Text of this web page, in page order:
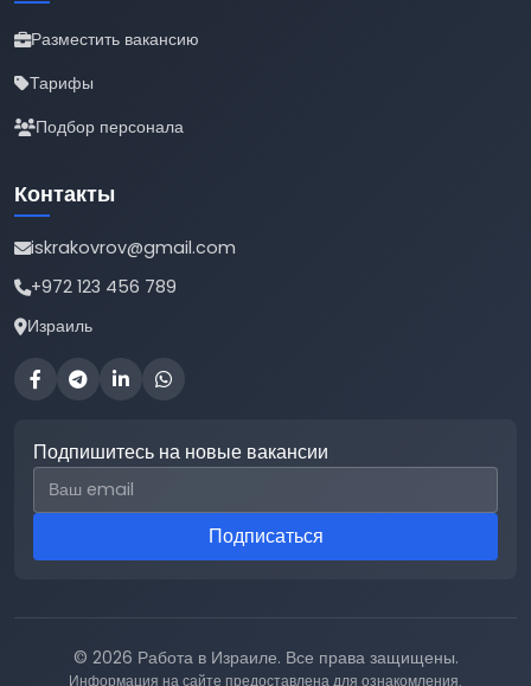
Разместить вакансию
Тарифы
Подбор персонала
Контакты
iskrakovrov@gmail.com
+972 123 456 789
Израиль
Подпишитесь на новые вакансии
Email для подписки
Подписаться
© 2026 Работа в Израиле. Все права защищены.
Информация на сайте предоставлена для ознакомления.